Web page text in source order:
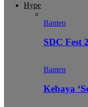
Hype
Banten
SDC Fest
Banten
Kebaya